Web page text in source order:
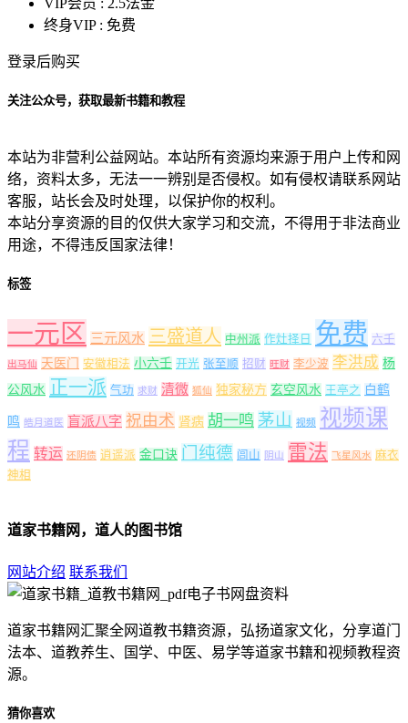
终身VIP : 免费
登录后购买
关注公众号，获取最新书籍和教程
本站为非营利公益网站。本站所有资源均来源于用户上传和网
络，资料太多，无法一一辨别是否侵权。如有侵权请联系网站
客服，站长会及时处理，以保护你的权利。
本站分享资源的目的仅供大家学习和交流，不得用于非法商业
用途，不得违反国家法律！
标签
一元区 三元风水 三盛道人 中州派 作灶择日 免费 六壬
出马仙 天医门 安徽相法 小六壬 开光 张至顺 招财 旺财 李少波 李洪成 杨
公风水 正一派 气功 求财 清微 狐仙 独家秘方 玄空风水 王亭之 白鹤
鸣 皓月道医 盲派八字 祝由术 肾病 胡一鸣 茅山 视频 视频课
程 转运 还阴债 逍遥派 金口诀 门纯德 闾山 阴山 雷法 飞星风水 麻衣
神相
道家书籍网，道人的图书馆
网站介绍 联系我们
道家书籍网汇聚全网道教书籍资源，弘扬道家文化，分享道门
法本、道教养生、国学、中医、易学等道家书籍和视频教程资
源。
猜你喜欢